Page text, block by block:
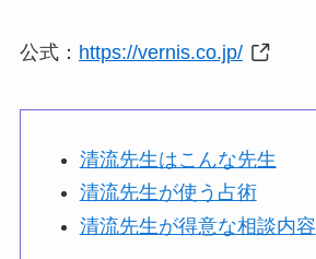
公式： https://vernis.co.jp/
清流先生はこんな先生
清流先生が使う占術
清流先生が得意な相談内容